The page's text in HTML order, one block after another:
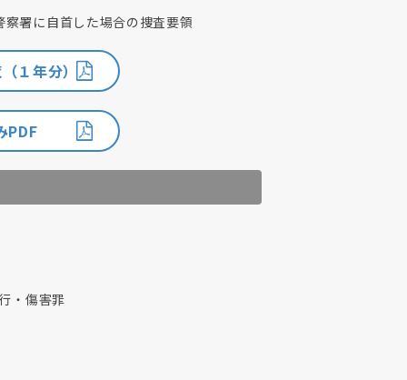
署に自首した場合の捜査要領
１年分）
PDF
・傷害罪